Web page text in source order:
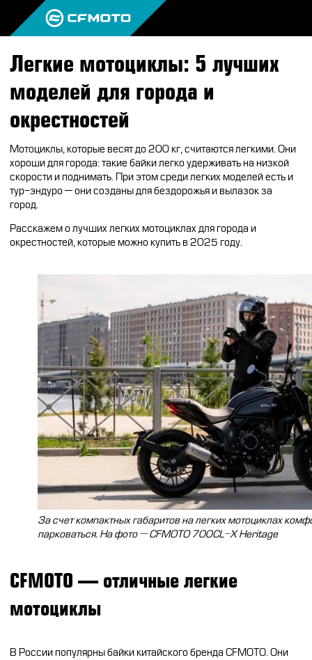
ПРОДУКЦИЯ
ЭКИПИРОВКА
АКСЕССУАРЫ
ЗАПЧАСТИ
CFMOTO ФИНАНС
ЛИЗИНГ
СТАТЬ ПОСТАВЩИКОМ
МИР CFMOTO
ГАЛЕРЕЯ
НАШИ ПОБЕДЫ
ПУТЕШЕСТВИЯ
ВОПРОС-ОТВЕТ
ТЕСТ-ДРАЙВ
ТЕСТ-ДРАЙВ CFMOTO
ВХОД
Дилеры
Найти дилера
Стать дилером
Конфигуратор
Легкие мотоциклы: 5 лучших
моделей для города и
окрестностей
Мотоциклы, которые весят до 200 кг, считаются легкими. Они
хороши для города: такие байки легко удерживать на низкой
скорости и поднимать. При этом среди легких моделей есть и
тур-эндуро — они созданы для бездорожья и вылазок за
город.
Расскажем о лучших легких мотоциклах для города и
окрестностей, которые можно купить в 2025 году.
За счет компактных габаритов на легких мотоциклах
парковаться. На фото — CFMOTO 700CL-X Heritage
CFMOTO — отличные легкие
мотоциклы
В России популярны байки китайского бренда CFMOTO. Они